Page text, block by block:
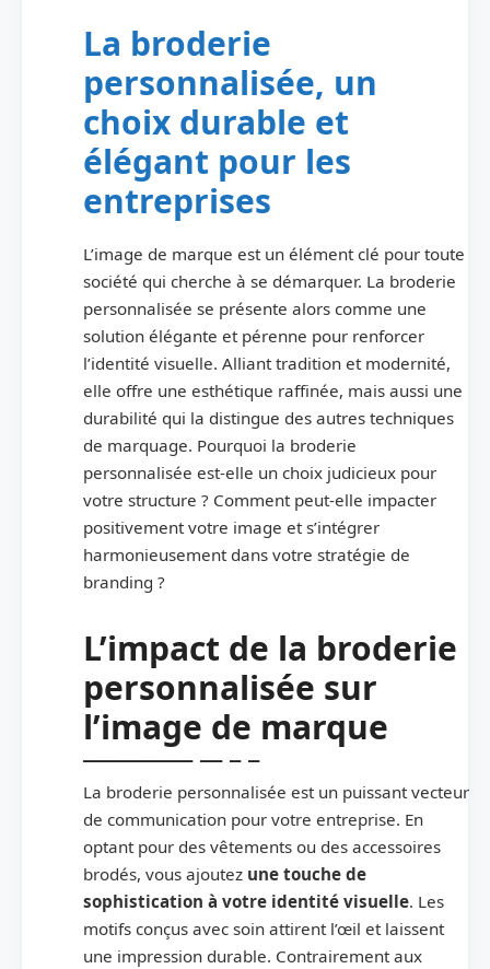
La broderie
personnalisée, un
choix durable et
élégant pour les
entreprises
L’image de marque est un élément clé pour toute
société qui cherche à se démarquer. La broderie
personnalisée se présente alors comme une
solution élégante et pérenne pour renforcer
l’identité visuelle. Alliant tradition et modernité,
elle offre une esthétique raffinée, mais aussi une
durabilité qui la distingue des autres techniques
de marquage. Pourquoi la broderie
personnalisée est-elle un choix judicieux pour
votre structure ? Comment peut-elle impacter
positivement votre image et s’intégrer
harmonieusement dans votre stratégie de
branding ?
L’impact de la broderie
personnalisée sur
l’image de marque
La broderie personnalisée est un puissant vecteur
de communication pour votre entreprise. En
optant pour des vêtements ou des accessoires
brodés, vous ajoutez une touche de
sophistication à votre identité visuelle. Les
motifs conçus avec soin attirent l’œil et laissent
une impression durable. Contrairement aux